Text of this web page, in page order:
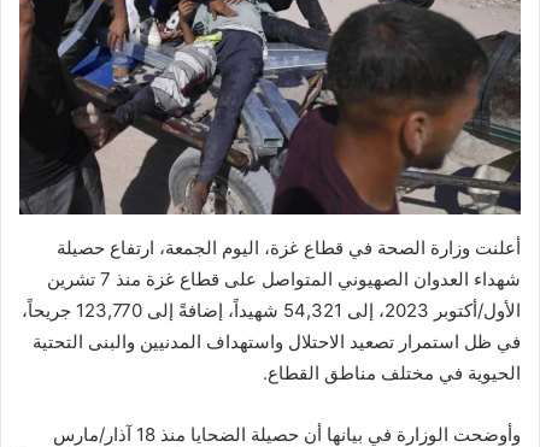
أعلنت وزارة الصحة في قطاع غزة، اليوم الجمعة، ارتفاع حصيلة
شهداء العدوان الصهيوني المتواصل على قطاع غزة منذ 7 تشرين
الأول/أكتوبر 2023، إلى 54,321 شهيداً، إضافةً إلى 123,770 جريحاً،
في ظل استمرار تصعيد الاحتلال واستهداف المدنيين والبنى التحتية
الحيوية في مختلف مناطق القطاع.
وأوضحت الوزارة في بيانها أن حصيلة الضحايا منذ 18 آذار/مارس